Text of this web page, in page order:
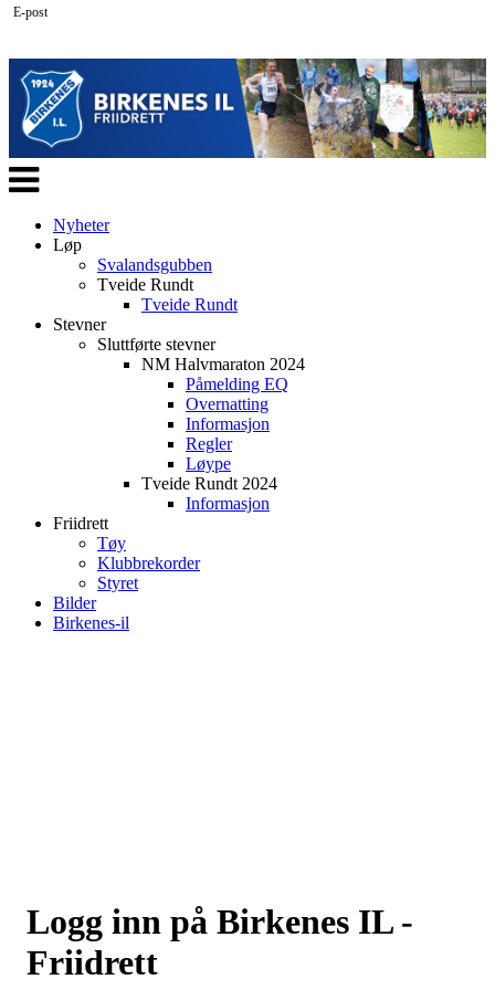
Veksle
navigasjon
Nyheter
Løp
Svalandsgubben
Tveide Rundt
Tveide Rundt
Stevner
Sluttførte stevner
NM Halvmaraton 2024
Påmelding EQ
Overnatting
Informasjon
Regler
Løype
Tveide Rundt 2024
Informasjon
Friidrett
Tøy
Klubbrekorder
Styret
Bilder
Birkenes-il
Logg inn på Birkenes IL -
Friidrett
E-post